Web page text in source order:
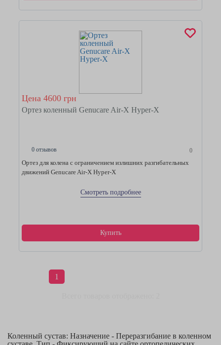
Цена 4600 грн
Ортез коленный Genucare Air-X Hyper-X
0 отзывов 0
Ортез для колена с ограничением излишних разгибательных
движений Genucare Air-X Hyper-X
Смотреть подробнее
Купить
1
Коленный сустав: Назначение - Переразгибание в коленном